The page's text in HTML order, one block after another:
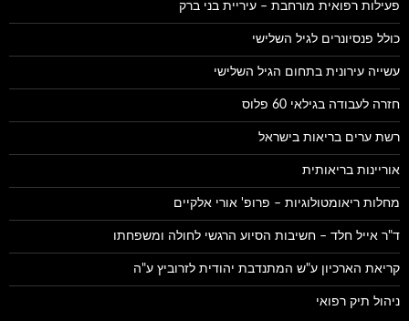
פעילות רפואית מורחבת – עיריית בני ברק
כולל פנסיונרים לגיל השלישי
עשייה עירונית בתחום הגיל השלישי
חזרה לעבודה בגילאי 60 פלוס
רשת ערים בריאות בישראל
אוריינות בריאותית
מחלות ריאומטולוגיות – פרופ' אורי אלקיים
ד"ר אייל חלד – חשיבות הסיוע הרגשי לחולה ומשפחתו
קריאת הארכיון ע"ש המתנדבת יהודית לזרוביץ ע"ה
ניהול תיק רפואי